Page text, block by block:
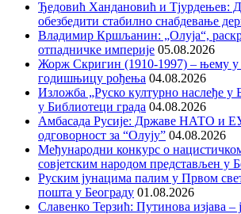
Ђедовић Хандановић и Тјурдењев:
обезбедити стабилно снабдевање
Владимир Кршљанин: „Олуја“,
отпадничке империје 05.08.2026
Жорж Скригин (1910-1997) – њему у
годишњицу рођења 04.08.2026
Изложба „Руско културно наслеђе у
у Библиотеци града 04.08.2026
Амбасада Русије: Државе НАТО и
одговорност за “Олују” 04.08.2026
Међународни конкурс о
совјетским народом представљен у
Руским јунацима палим у Првом
пошта у Београду 01.08.2026
Славенко Терзић: Путинова изјава –